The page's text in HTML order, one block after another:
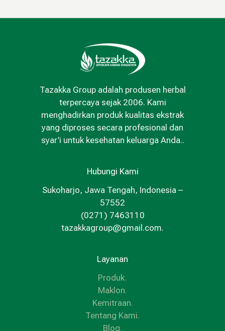
Tazakka Group adalah produsen herbal
terpercaya sejak 2006. Kami
menghadirkan produk kualitas ekstrak
yang diproses secara profesional dan
syar’i untuk kesehatan keluarga Anda..
Hubungi Kami
Sukoharjo, Jawa Tengah, Indonesia –
57552
(0271) 7463110
tazakkagroup@gmail.com.
Layanan
Produk.
Maklon.
Kemitraan.
Tentang Kami.
Blog.